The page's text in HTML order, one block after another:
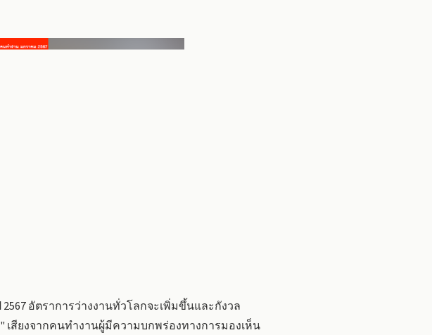
อัตราการว่างงานทั่วโลกจะเพิ่มขึ้นและกังวล
สียงจากคนทำงานผู้มีความบกพร่องทางการมองเห็น